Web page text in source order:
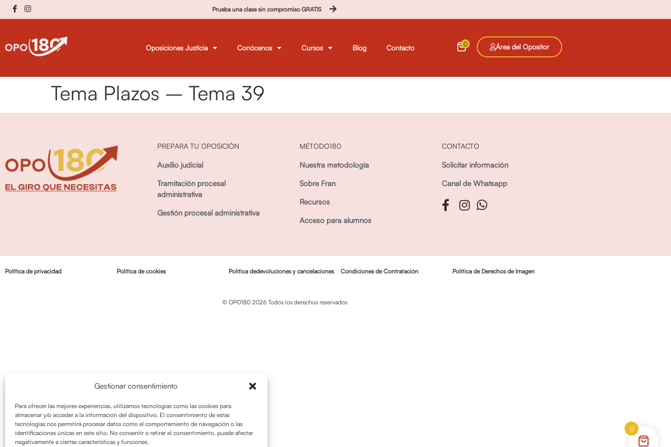
Gestionar consentimiento
Para ofrecer las mejores experiencias, utilizamos tecnologías como las cookies para
almacenar y/o acceder a la información del dispositivo. El consentimiento de estas
tecnologías nos permitirá procesar datos como el comportamiento de navegación o las
identificaciones únicas en este sitio. No consentir o retirar el consentimiento, puede afectar
negativamente a ciertas características y funciones.
Prueba una clase sin compromiso GRATIS
Oposiciones Justicia Conócenos Cursos Blog Contacto 0 Área del Opositor
Tema Plazos – Tema 39
PREPARA TU OPOSICIÓN
Auxilio judicial
Tramitación procesal
administrativa
Gestión procesal administrativa
MÉTODO180
Nuestra metodología
Sobre Fran
Recursos
Acceso para alumnos
CONTACTO
Solicitar información
Canal de Whatsapp
Política de privacidad Política de cookies Política dedevoluciones y cancelaciones Condiciones de Contratación Política de Derechos de Imagen
© OPO180 2026 Todos los derechos reservados
0